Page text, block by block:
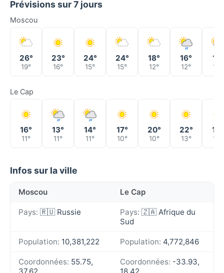
Prévisions sur 7 jours
Moscou
26°
19°
23°
16°
24°
15°
24°
15°
18°
12°
16°
12°
17°
10°
Le Cap
16°
11°
13°
11°
14°
11°
17°
10°
20°
10°
22°
13°
19°
14°
Infos sur la ville
Moscou Le Cap
Pays: 🇷🇺 Russie Pays: 🇿🇦 Afrique du
Sud
Population: 10,381,222 Population: 4,772,846
Coordonnées: 55.75,
Coordonnées: -33.93,